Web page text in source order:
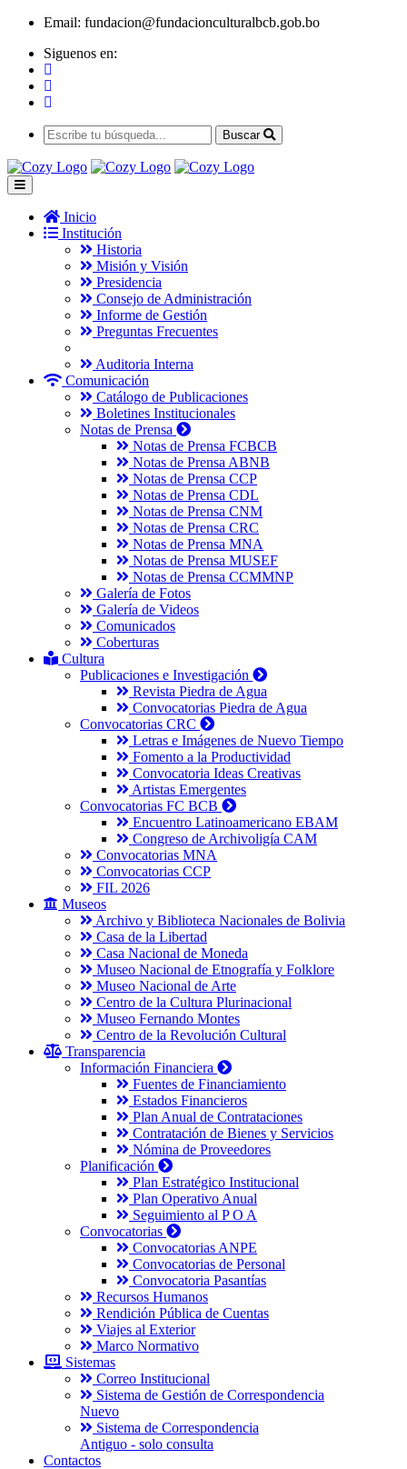
Email: fundacion@fundacionculturalbcb.gob.bo
Siguenos en:
Buscar
Inicio
Institución
Historia
Misión y Visión
Presidencia
Consejo de Administración
Informe de Gestión
Preguntas Frecuentes
Auditoria Interna
Comunicación
Catálogo de Publicaciones
Boletines Institucionales
Notas de Prensa
Notas de Prensa FCBCB
Notas de Prensa ABNB
Notas de Prensa CCP
Notas de Prensa CDL
Notas de Prensa CNM
Notas de Prensa CRC
Notas de Prensa MNA
Notas de Prensa MUSEF
Notas de Prensa CCMMNP
Galería de Fotos
Galería de Videos
Comunicados
Coberturas
Cultura
Publicaciones e Investigación
Revista Piedra de Agua
Convocatorias Piedra de Agua
Convocatorias CRC
Letras e Imágenes de Nuevo Tiempo
Fomento a la Productividad
Convocatoria Ideas Creativas
Artistas Emergentes
Convocatorias FC BCB
Encuentro Latinoamericano EBAM
Congreso de Archivoligía CAM
Convocatorias MNA
Convocatorias CCP
FIL 2026
Museos
Archivo y Biblioteca Nacionales de Bolivia
Casa de la Libertad
Casa Nacional de Moneda
Museo Nacional de Etnografía y Folklore
Museo Nacional de Arte
Centro de la Cultura Plurinacional
Museo Fernando Montes
Centro de la Revolución Cultural
Transparencia
Información Financiera
Fuentes de Financiamiento
Estados Financieros
Plan Anual de Contrataciones
Contratación de Bienes y Servicios
Nómina de Proveedores
Planificación
Plan Estratégico Institucional
Plan Operativo Anual
Seguimiento al P O A
Convocatorias
Convocatorias ANPE
Convocatorias de Personal
Convocatoria Pasantías
Recursos Humanos
Rendición Pública de Cuentas
Viajes al Exterior
Marco Normativo
Sistemas
Correo Institucional
Sistema de Gestión de Correspondencia
Nuevo
Sistema de Correspondencia
Antiguo - solo consulta
Contactos